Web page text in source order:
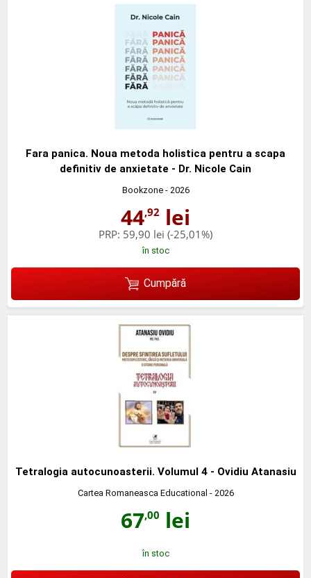
Fara panica. Noua metoda holistica pentru a scapa
definitiv de anxietate - Dr. Nicole Cain
Bookzone- 2026
44,92 lei
PRP: 59,90 lei (-25,01%)
în stoc
Cumpără
Tetralogia autocunoasterii. Volumul 4 - Ovidiu Atanasiu
Cartea Romaneasca Educational - 2026
67,00 lei
în stoc